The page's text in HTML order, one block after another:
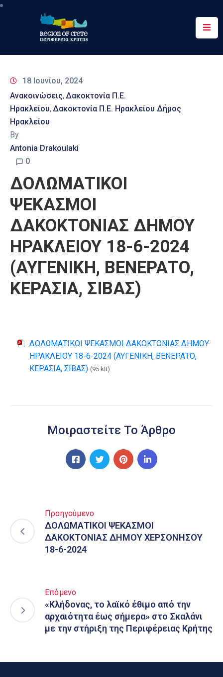
Περιφέρεια
&
Δράσεις
Ψηφιακές
Υπηρεσίες
18 Ιουνίου, 2024
Ανακοινώσεις‚Δακοκτονία Π.Ε.
Ηρακλείου‚Δακοκτονία Π.Ε. Ηρακλείου Δήμος
Ηρακλείου
By
Antonia Drakoulaki
0
ΔΟΛΩΜΑΤΙΚΟΙ
ΨΕΚΑΣΜΟΙ
ΔΑΚΟΚΤΟΝΙΑΣ ΔΗΜΟΥ
ΗΡΑΚΛΕΙΟΥ 18-6-2024
(ΑΥΓΕΝΙΚΗ, ΒΕΝΕΡΑΤΟ,
ΚΕΡΑΣΙΑ, ΣΙΒΑΣ)
ΔΟΛΩΜΑΤΙΚΟΙ ΨΕΚΑΣΜΟΙ ΔΑΚΟΚΤΟΝΙΑΣ ΔΗΜΟΥ
ΗΡΑΚΛΕΙΟΥ 18-6-2024 (ΑΥΓΕΝΙΚΗ, ΒΕΝΕΡΑΤΟ,
ΚΕΡΑΣΙΑ, ΣΙΒΑΣ) (95 kB)
Μοιραστείτε Το Άρθρο
Προηγούμενο
ΔΟΛΩΜΑΤΙΚΟΙ ΨΕΚΑΣΜΟΙ
ΔΑΚΟΚΤΟΝΙΑΣ ΔΗΜΟΥ ΧΕΡΣΟΝΗΣΟΥ
18-6-2024
Επόμενο
«Κλήδονας, το λαϊκό έθιμο από την
αρχαιότητα έως σήμερα» στο Σκαλάνι
με την στήριξη της Περιφέρειας Κρήτης